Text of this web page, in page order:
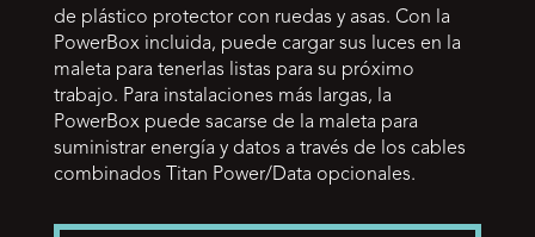
de plástico protector con ruedas y asas. Con la
PowerBox incluida, puede cargar sus luces en la
maleta para tenerlas listas para su próximo
trabajo. Para instalaciones más largas, la
PowerBox puede sacarse de la maleta para
suministrar energía y datos a través de los cables
combinados Titan Power/Data opcionales.